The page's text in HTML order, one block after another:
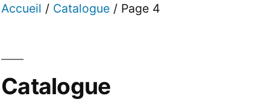
Accueil / Catalogue / Page 4
Catalogue